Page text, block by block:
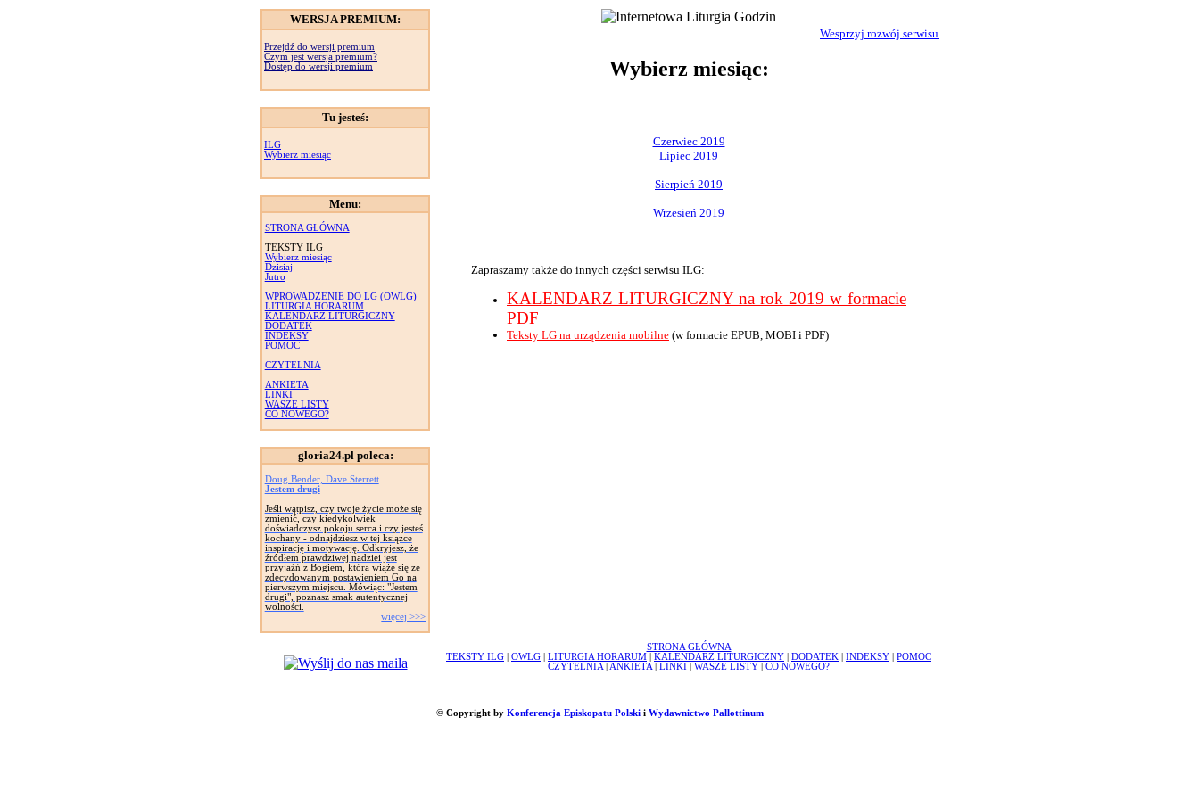
WERSJA PREMIUM:
Przejdź do wersji premium
Czym jest wersja premium?
Dostęp do wersji premium
Tu jesteś:
ILG
Wybierz miesiąc
Menu:
STRONA GŁÓWNA
TEKSTY ILG
Wybierz miesiąc
Dzisiaj
Jutro
WPROWADZENIE DO LG (OWLG)
LITURGIA HORARUM
KALENDARZ LITURGICZNY
DODATEK
INDEKSY
POMOC
CZYTELNIA
ANKIETA
LINKI
WASZE LISTY
CO NOWEGO?
gloria24.pl poleca:
Doug Bender, Dave Sterrett
Jestem drugi
Jeśli wątpisz, czy twoje życie może się
zmienić, czy kiedykolwiek
doświadczysz pokoju serca i czy jesteś
kochany - odnajdziesz w tej książce
inspirację i motywację. Odkryjesz, że
źródłem prawdziwej nadziei jest
przyjaźń z Bogiem, która wiąże się ze
zdecydowanym postawieniem Go na
pierwszym miejscu. Mówiąc: "Jestem
drugi", poznasz smak autentycznej
wolności.
więcej >>>
Wesprzyj rozwój serwisu
Wybierz miesiąc:
Czerwiec 2019
Lipiec 2019
Sierpień 2019
Wrzesień 2019
Zapraszamy także do innych części serwisu ILG:
KALENDARZ LITURGICZNY na rok 2019 w formacie
PDF
Teksty LG na urządzenia mobilne (w formacie EPUB, MOBI i PDF)
STRONA GŁÓWNA
TEKSTY ILG
OWLG LITURGIA HORARUM KALENDARZ LITURGICZNY DODATEK INDEKSY
POMOC
CZYTELNIA
ANKIETA LINKI WASZE LISTY CO NOWEGO?
© Copyright by Konferencja Episkopatu Polskii Wydawnictwo Pallottinum